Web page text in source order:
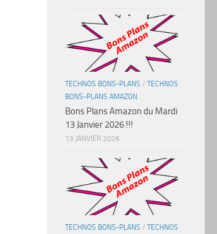
TECHNOS BONS-PLANS / TECHNOS
BONS-PLANS AMAZON
Bons Plans Amazon du Mardi
13 Janvier 2026 !!!
13 JANVIER 2026
TECHNOS BONS-PLANS / TECHNOS